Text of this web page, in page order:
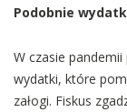
Podobnie
W czasie
wydatki, które
załogi. Fiskus